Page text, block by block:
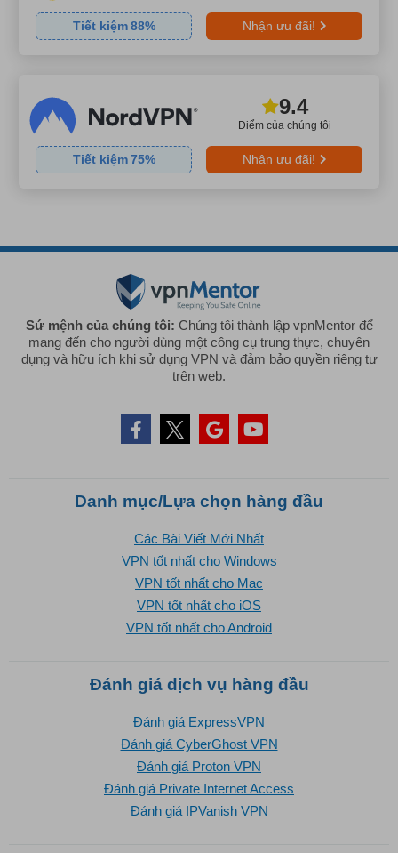
Tiết kiệm 88% Nhận ưu đãi!
Điểm của chúng tôi
9.4
Tiết kiệm 75% Nhận ưu đãi!
Sứ mệnh của chúng tôi: Chúng tôi thành lập vpnMentor để
mang đến cho người dùng một công cụ trung thực, chuyên
dụng và hữu ích khi sử dụng VPN và đảm bảo quyền riêng tư
trên web.
Danh mục/Lựa chọn hàng đầu
Các Bài Viết Mới Nhất
VPN tốt nhất cho Windows
VPN tốt nhất cho Mac
VPN tốt nhất cho iOS
VPN tốt nhất cho Android
Đánh giá dịch vụ hàng đầu
Đánh giá ExpressVPN
Đánh giá CyberGhost VPN
Đánh giá Proton VPN
Đánh giá Private Internet Access
Đánh giá IPVanish VPN